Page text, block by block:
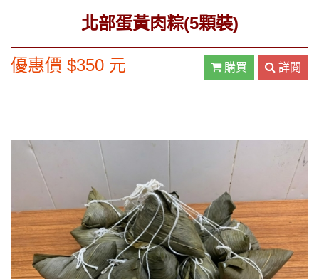
北部蛋黃肉粽(5顆裝)
優惠價 $350 元 詳閱
購買